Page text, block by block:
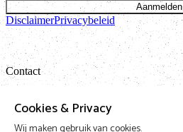
Cookies & Privacy
Aanmelden
DisclaimerPrivacybeleid
Contact
Bataviastraat 24 unit 1.13